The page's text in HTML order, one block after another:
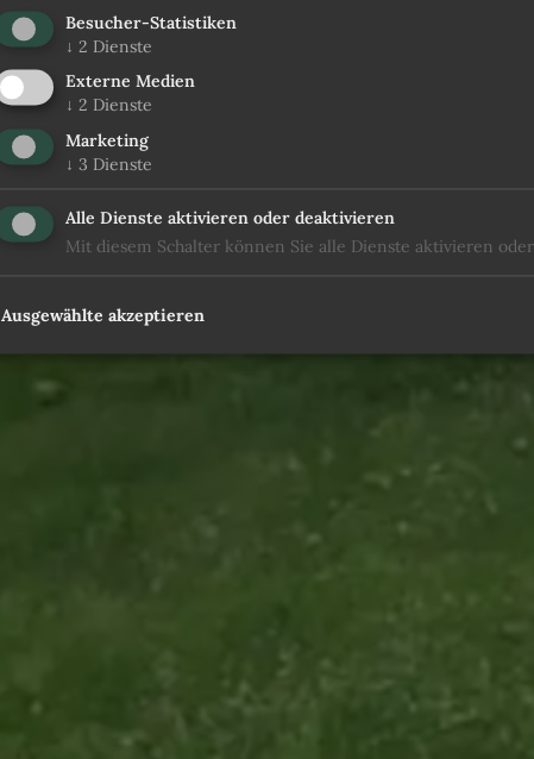
Besucher-Statistiken
↓ 2 Dienste
Externe Medien
↓ 2 Dienste
Marketing
↓ 3 Dienste
Alle Dienste aktivieren oder deaktivieren
Mit diesem Schalter können Sie alle Dienste aktivieren
Ausgewählte akzeptieren